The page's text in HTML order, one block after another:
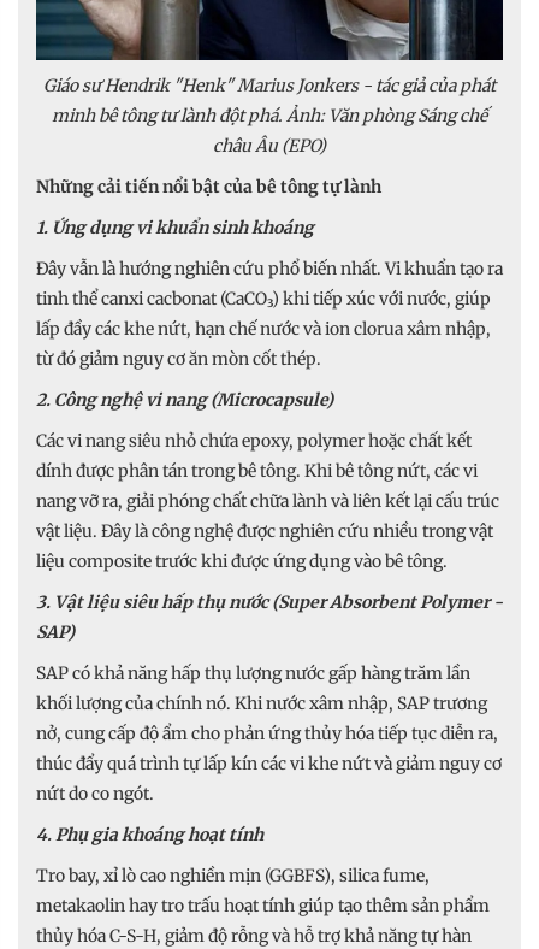
Giáo sư Hendrik "Henk" Marius Jonkers - tác giả của phát
minh bê tông tư lành đột phá. Ảnh: Văn phòng Sáng chế
châu Âu (EPO)
Những cải tiến nổi bật của bê tông tự lành
1. Ứng dụng vi khuẩn sinh khoáng
Đây vẫn là hướng nghiên cứu phổ biến nhất. Vi khuẩn tạo ra
tinh thể canxi cacbonat (CaCO₃) khi tiếp xúc với nước, giúp
lấp đầy các khe nứt, hạn chế nước và ion clorua xâm nhập,
từ đó giảm nguy cơ ăn mòn cốt thép.
2. Công nghệ vi nang (Microcapsule)
Các vi nang siêu nhỏ chứa epoxy, polymer hoặc chất kết
dính được phân tán trong bê tông. Khi bê tông nứt, các vi
nang vỡ ra, giải phóng chất chữa lành và liên kết lại cấu trúc
vật liệu. Đây là công nghệ được nghiên cứu nhiều trong vật
liệu composite trước khi được ứng dụng vào bê tông.
3. Vật liệu siêu hấp thụ nước (Super Absorbent Polymer -
SAP)
SAP có khả năng hấp thụ lượng nước gấp hàng trăm lần
khối lượng của chính nó. Khi nước xâm nhập, SAP trương
nở, cung cấp độ ẩm cho phản ứng thủy hóa tiếp tục diễn ra,
thúc đẩy quá trình tự lấp kín các vi khe nứt và giảm nguy cơ
nứt do co ngót.
4. Phụ gia khoáng hoạt tính
Tro bay, xỉ lò cao nghiền mịn (GGBFS), silica fume,
metakaolin hay tro trấu hoạt tính giúp tạo thêm sản phẩm
thủy hóa C-S-H, giảm độ rỗng và hỗ trợ khả năng tự hàn